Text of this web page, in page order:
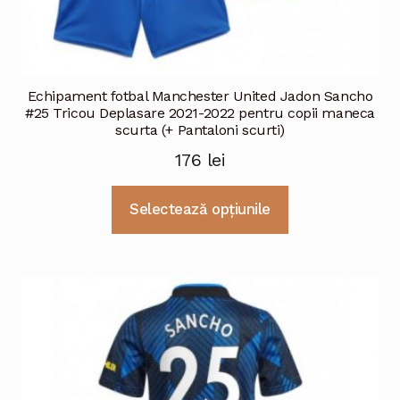
Echipament fotbal Manchester United Jadon Sancho
#25 Tricou Deplasare 2021-2022 pentru copii maneca
scurta (+ Pantaloni scurti)
176 lei
Selectează opțiunile
Opțiunile
pot
fi